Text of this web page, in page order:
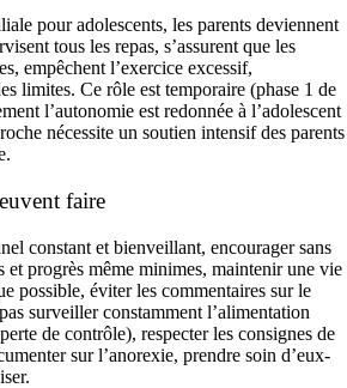
pour adolescents, les parents deviennent
tous les repas, s’assurent que les
empêchent l’exercice excessif,
limites. Ce rôle est temporaire (phase 1 de
l’autonomie est redonnée à l’adolescent
nécessite un soutien intensif des parents
faire
constant et bienveillant, encourager sans
et progrès même minimes, maintenir une vie
possible, éviter les commentaires sur le
surveiller constamment l’alimentation
de contrôle), respecter les consignes de
sur l’anorexie, prendre soin d’eux-